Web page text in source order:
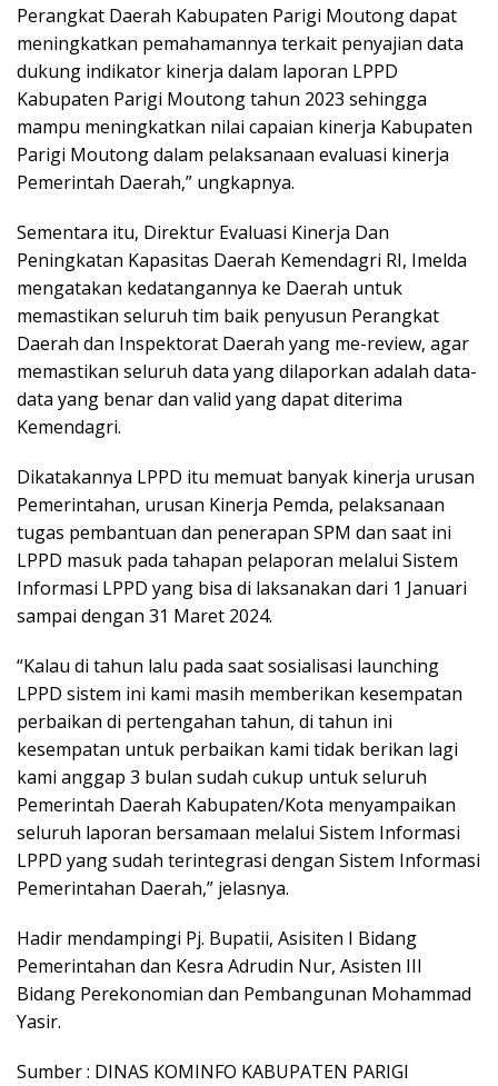
Perangkat Daerah Kabupaten Parigi Moutong dapat
meningkatkan pemahamannya terkait penyajian data
dukung indikator kinerja dalam laporan LPPD
Kabupaten Parigi Moutong tahun 2023 sehingga
mampu meningkatkan nilai capaian kinerja Kabupaten
Parigi Moutong dalam pelaksanaan evaluasi kinerja
Pemerintah Daerah,” ungkapnya.
Sementara itu, Direktur Evaluasi Kinerja Dan
Peningkatan Kapasitas Daerah Kemendagri RI, Imelda
mengatakan kedatangannya ke Daerah untuk
memastikan seluruh tim baik penyusun Perangkat
Daerah dan Inspektorat Daerah yang me-review, agar
memastikan seluruh data yang dilaporkan adalah data-
data yang benar dan valid yang dapat diterima
Kemendagri.
Dikatakannya LPPD itu memuat banyak kinerja urusan
Pemerintahan, urusan Kinerja Pemda, pelaksanaan
tugas pembantuan dan penerapan SPM dan saat ini
LPPD masuk pada tahapan pelaporan melalui Sistem
Informasi LPPD yang bisa di laksanakan dari 1 Januari
sampai dengan 31 Maret 2024.
“Kalau di tahun lalu pada saat sosialisasi launching
LPPD sistem ini kami masih memberikan kesempatan
perbaikan di pertengahan tahun, di tahun ini
kesempatan untuk perbaikan kami tidak berikan lagi
kami anggap 3 bulan sudah cukup untuk seluruh
Pemerintah Daerah Kabupaten/Kota menyampaikan
seluruh laporan bersamaan melalui Sistem Informasi
LPPD yang sudah terintegrasi dengan Sistem Informasi
Pemerintahan Daerah,” jelasnya.
Hadir mendampingi Pj. Bupatii, Asisiten I Bidang
Pemerintahan dan Kesra Adrudin Nur, Asisten III
Bidang Perekonomian dan Pembangunan Mohammad
Yasir.
Sumber : DINAS KOMINFO KABUPATEN PARIGI